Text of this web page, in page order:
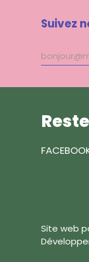
Suivez
Adresse
mail
Site web